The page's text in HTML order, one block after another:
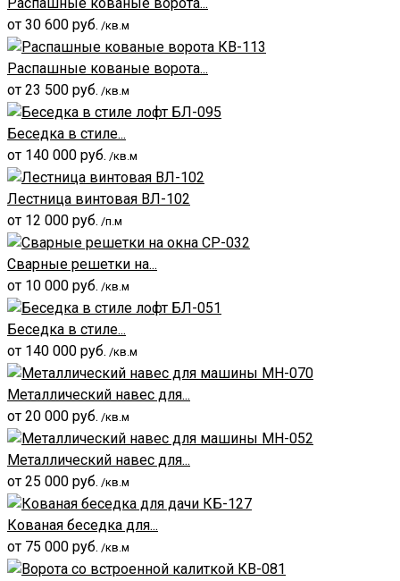
от 30 600 руб. /кв.м
Распашные кованые ворота...
от 23 500 руб. /кв.м
Беседка в стиле...
от 140 000 руб. /кв.м
Лестница винтовая ВЛ-102
от 12 000 руб. /п.м
Сварные решетки на...
от 10 000 руб. /кв.м
Беседка в стиле...
от 140 000 руб. /кв.м
Металлический навес для...
от 20 000 руб. /кв.м
Металлический навес для...
от 25 000 руб. /кв.м
Кованая беседка для...
от 75 000 руб. /кв.м